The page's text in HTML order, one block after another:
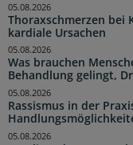
Thoraxschmerzen bei
kardiale Ursachen
05.08.2026
Was brauchen
Behandlung gelingt,
05.08.2026
Rassismus in der
05.08.2026
05.08.2026